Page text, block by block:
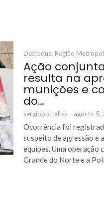
Destaque, Região
Ação
resulta na
munições e
do…
sergioportalbo - agosto 5,
Ocorrência foi
suspeito de agressão e
equipes. Uma
Grande do Norte e a